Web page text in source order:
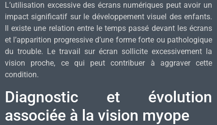
L’utilisation excessive des écrans numériques peut avoir un
impact significatif sur le développement visuel des enfants.
Il existe une relation entre le temps passé devant les écrans
et l’apparition progressive d’une forme forte ou pathologique
du trouble. Le travail sur écran sollicite excessivement la
vision proche, ce qui peut contribuer à aggraver cette
condition.
Diagnostic et évolution
associée à la vision myope